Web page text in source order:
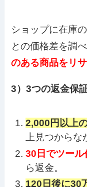
ショップに在庫
との価格差を調
のある商品をリ
3）3つの返金保証
2,000円以上
上見つからな
30日でツール
ら返金。
120日後に30